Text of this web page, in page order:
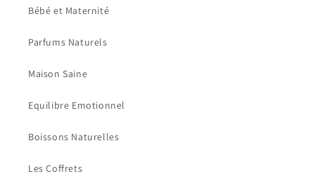
Bébé et Maternité
Parfums Naturels
Maison Saine
Equilibre Emotionnel
Boissons Naturelles
Les Coffrets